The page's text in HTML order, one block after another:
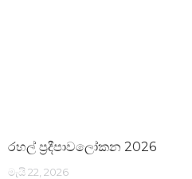
රහල් ප්‍රදීපාවලෝකන 2026
මැයි 22, 2026